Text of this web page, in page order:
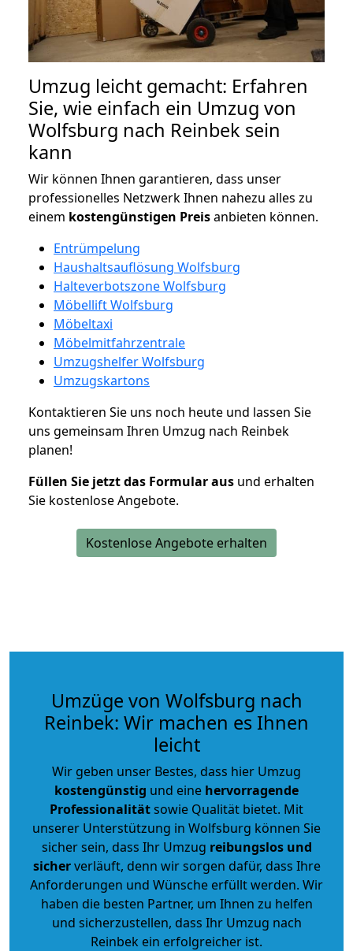
Umzug leicht gemacht: Erfahren
Sie, wie einfach ein Umzug von
Wolfsburg nach Reinbek sein
kann
Wir können Ihnen garantieren, dass unser
professionelles Netzwerk Ihnen nahezu alles zu
einem kostengünstigen Preisanbieten können.
Entrümpelung
Haushaltsauflösung Wolfsburg
Halteverbotszone Wolfsburg
Möbellift Wolfsburg
Möbeltaxi
Möbelmitfahrzentrale
Umzugshelfer Wolfsburg
Umzugskartons
Kontaktieren Sie uns noch heute und lassen Sie
uns gemeinsam Ihren Umzug nach Reinbek
planen!
Füllen Sie jetzt das Formular aus und erhalten
Sie kostenlose Angebote.
Kostenlose Angebote erhalten
Umzüge von Wolfsburg nach
Reinbek: Wir machen es Ihnen
leicht
Wir geben unser Bestes, dass hier Umzug
kostengünstig und eine hervorragende
Professionalitätsowie Qualität bietet. Mit
unserer Unterstützung in Wolfsburg können Sie
sicher sein, dass Ihr Umzug reibungslos und
sicherverläuft, denn wir sorgen dafür, dass Ihre
Anforderungen und Wünsche erfüllt werden. Wir
haben die besten Partner, um Ihnen zu helfen
und sicherzustellen, dass Ihr Umzug nach
Reinbek ein erfolgreicher ist.